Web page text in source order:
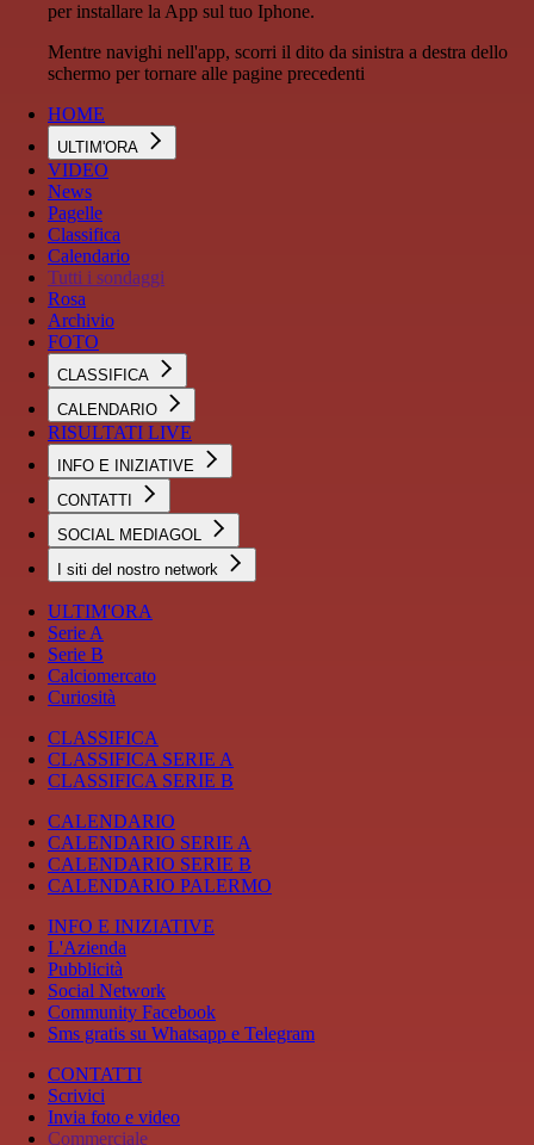
per installare la App sul tuo Iphone.
Mentre navighi nell'app, scorri il dito da sinistra a destra dello
schermo per tornare alle pagine precedenti
HOME
ULTIM'ORA
VIDEO
News
Pagelle
Classifica
Calendario
Tutti i sondaggi
Rosa
Archivio
FOTO
CLASSIFICA
CALENDARIO
RISULTATI LIVE
INFO E INIZIATIVE
CONTATTI
SOCIAL MEDIAGOL
I siti del nostro network
ULTIM'ORA
Serie A
Serie B
Calciomercato
Curiosità
CLASSIFICA
CLASSIFICA SERIE A
CLASSIFICA SERIE B
CALENDARIO
CALENDARIO SERIE A
CALENDARIO SERIE B
CALENDARIO PALERMO
INFO E INIZIATIVE
L'Azienda
Pubblicità
Social Network
Community Facebook
Sms gratis su Whatsapp e Telegram
CONTATTI
Scrivici
Invia foto e video
Commerciale